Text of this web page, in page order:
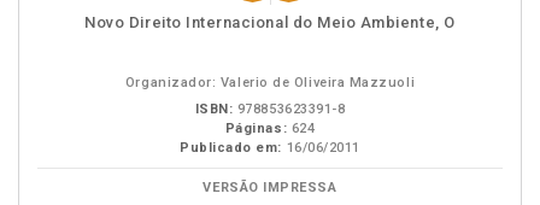
Disponível
páginas
Novo Direito Internacional do Meio Ambiente, O
Organizador: Valerio de Oliveira Mazzuoli
ISBN: 978853623391-8
Páginas: 624
Publicado em: 16/06/2011
VERSÃO IMPRESSA